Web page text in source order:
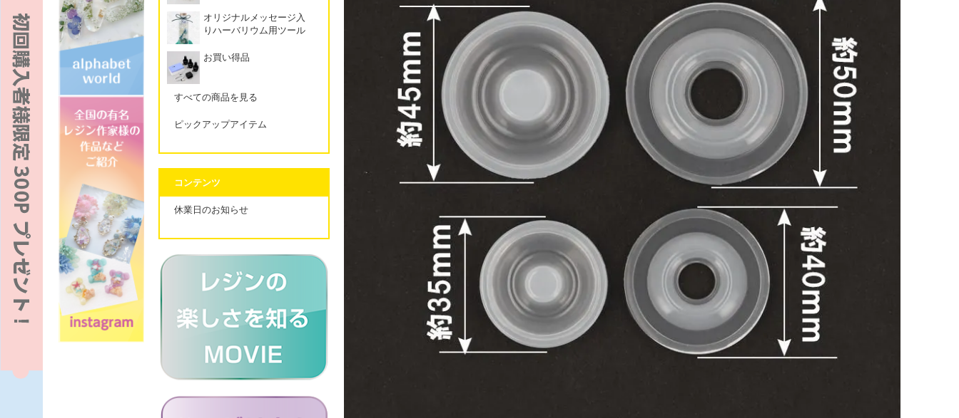
オリジナルメッセージ入
りハーバリウム用ツール
お買い得品
すべての商品を見る
ピックアップアイテム
コンテンツ
休業日のお知らせ